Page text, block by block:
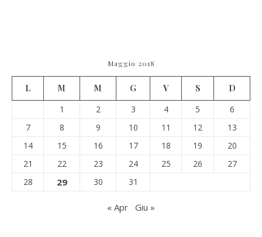
Maggio 2018
L M M G V S
D
1
2 3 4 5
6
7
8 9 10 11 12
13
14
15 16 17 18 19
20
21
22 23 24 25 26
27
28
29 30 31
« Apr Giu »